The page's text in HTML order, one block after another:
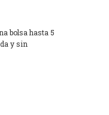
bolsa hasta 5
y sin